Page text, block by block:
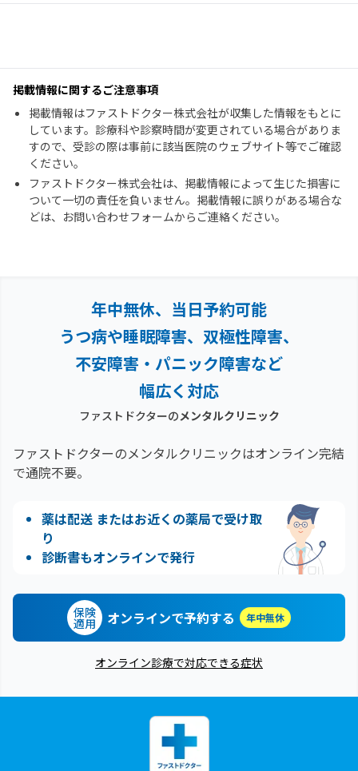
掲載情報に関するご注意事項
掲載情報はファストドクター株式会社が収集した情報をもとに
しています。診療科や診察時間が変更されている場合がありま
すので、受診の際は事前に該当医院のウェブサイト等でご確認
ください。
ファストドクター株式会社は、掲載情報によって生じた損害に
ついて一切の責任を負いません。掲載情報に誤りがある場合な
どは、お問い合わせフォームからご連絡ください。
年中無休、当日予約可能
うつ病や睡眠障害、双極性障害、
不安障害・パニック障害など
幅広く対応
ファストドクターのメンタルクリニック
ファストドクターのメンタルクリニックはオンライン完結
で通院不要。
薬は配送 またはお近くの薬局で受け取
り
診断書もオンラインで発行
保険
適用 オンラインで予約する 年中無休
オンライン診療で対応できる症状